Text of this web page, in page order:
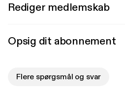
Rediger medlemskab
Opsig dit abonnement
Flere spørgsmål og svar